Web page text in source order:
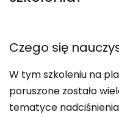
Czego się
W tym szkoleniu na
poruszone zostało
tematyce